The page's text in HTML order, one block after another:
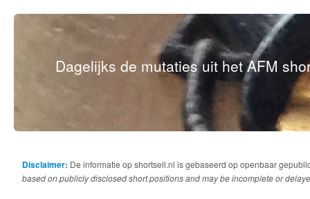
Dagelijks de mutaties uit het AFM
Disclaimer: De informatie op shortsell.nl is gebaseerd op openbaar
based on publicly disclosed short positions and may be incomplete or